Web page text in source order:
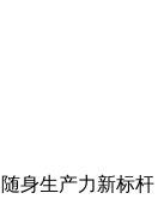
身生产力新标杆